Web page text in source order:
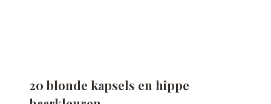
20 blonde kapsels en hippe